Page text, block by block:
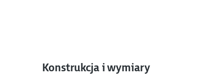
Konstrukcja i wymiary